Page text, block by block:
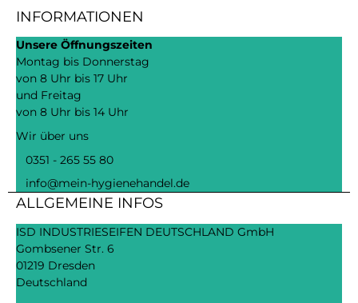
INFORMATIONEN
Unsere Öffnungszeiten
Montag bis Donnerstag
von 8 Uhr bis 17 Uhr
und Freitag
von 8 Uhr bis 14 Uhr
Wir über uns
0351 - 265 55 80
info@mein-hygienehandel.de
ALLGEMEINE INFOS
ISD INDUSTRIESEIFEN DEUTSCHLAND GmbH
Gombsener Str. 6
01219 Dresden
Deutschland